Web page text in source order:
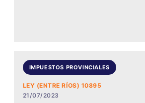
IMPUESTOS PROVINCIALES
LEY (ENTRE RÍOS) 10895
21/07/2023